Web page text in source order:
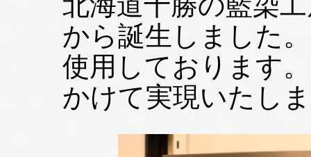
から誕生しました
使用しております
かけて実現いたし